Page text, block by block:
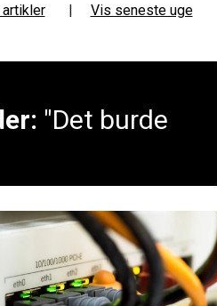
| Vis seneste uge
"Det burde